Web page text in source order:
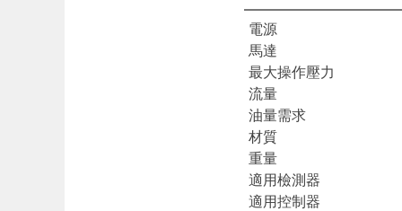
電源
馬達
最大操作壓力
流量
油量需求
材質
重量
適用檢測器
適用控制器